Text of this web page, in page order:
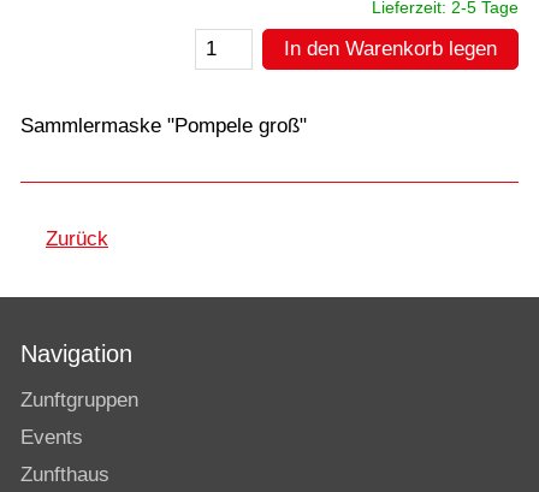
Lieferzeit: 2-5 Tage
In den Warenkorb legen
Sammlermaske "Pompele groß"
Zurück
Navigation
Zunftgruppen
Events
Zunfthaus